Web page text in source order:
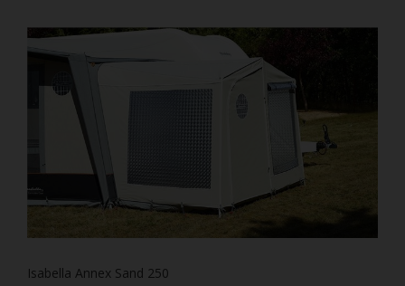
Isabella Annex Sand 250